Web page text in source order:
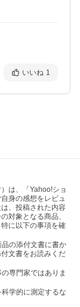
いいね 1
は、「Yahoo!ショ
身の感想をレビュ
、投稿された内容
対象となる商品、
に以下の事項を確
の添付文書に書か
文書をお読みくだ
専門家ではありま
学的に測定するな